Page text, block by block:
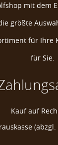
mit dem
größte
für Ihre
für Sie.
Kauf auf
(abzgl.